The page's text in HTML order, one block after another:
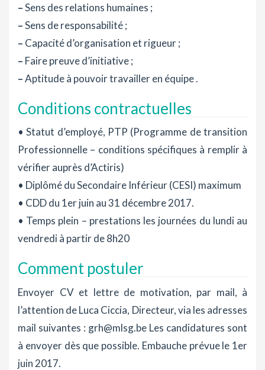
–Sens des relations humaines ;
–Sens de responsabilité ;
– Capacité d’organisation et rigueur ;
– Faire preuve d’initiative ;
–Aptitude à pouvoir travailler en équipe .
Conditions contractuelles
• Statut d’employé, PTP (Programme de transition
Professionnelle – conditions spécifiques à remplir à
vérifier auprès d’Actiris)
• Diplômé du Secondaire Inférieur (CESI) maximum
• CDD du 1er juin au 31 décembre 2017.
• Temps plein – prestations les journées du lundi au
vendredi à partir de 8h20
Comment postuler
Envoyer CV et lettre de motivation, par mail, à
l’attention de Luca Ciccia, Directeur, via les adresses
mail suivantes : grh@mlsg.be Les candidatures sont
à envoyer dès que possible. Embauche prévue le 1er
juin 2017.